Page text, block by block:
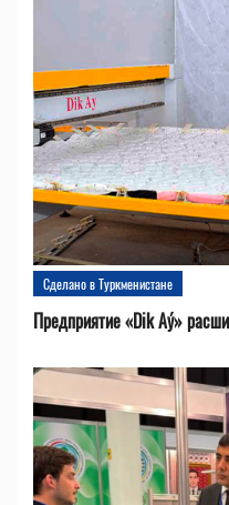
Сделано в Туркменистане
Предприятие «Dik Aý»